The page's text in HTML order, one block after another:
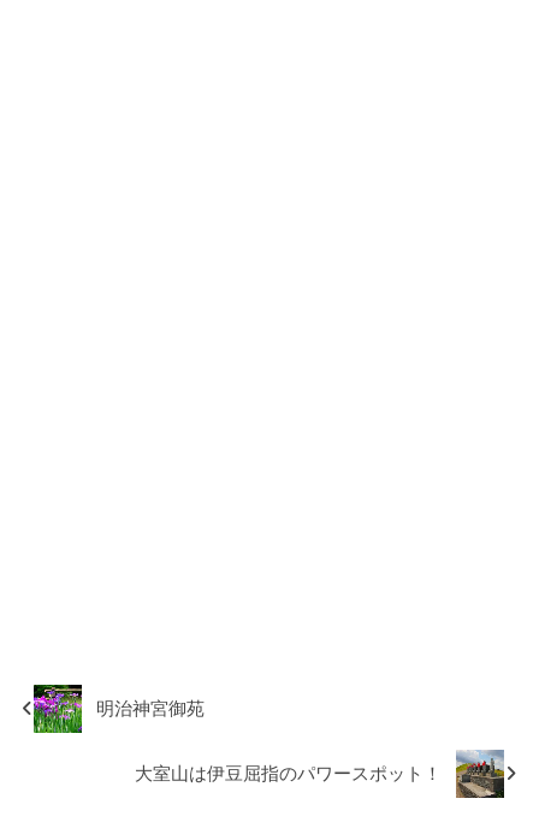
明治神宮御苑
大室山は伊豆屈指のパワースポット！